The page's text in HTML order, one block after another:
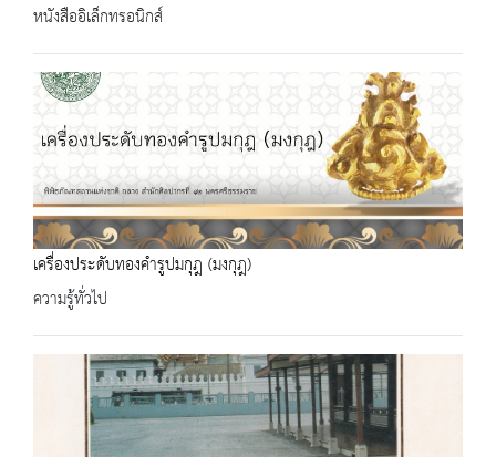
หนังสืออิเล็กทรอนิกส์
เครื่องประดับทองคำรูปมกุฎ (มงกุฎ)
ความรู้ทั่วไป